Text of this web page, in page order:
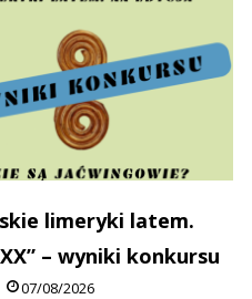
limeryki latem.
– wyniki konkursu
07/08/2026